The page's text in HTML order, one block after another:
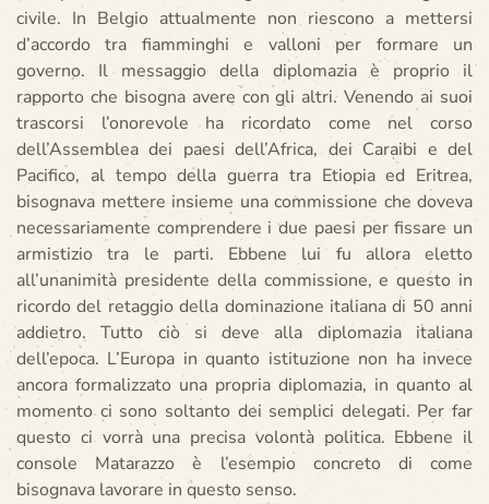
civile. In Belgio attualmente non riescono a mettersi
d’accordo tra fiamminghi e valloni per formare un
governo. Il messaggio della diplomazia è proprio il
rapporto che bisogna avere con gli altri. Venendo ai suoi
trascorsi l’onorevole ha ricordato come nel corso
dell’Assemblea dei paesi dell’Africa, dei Caraibi e del
Pacifico, al tempo della guerra tra Etiopia ed Eritrea,
bisognava mettere insieme una commissione che doveva
necessariamente comprendere i due paesi per fissare un
armistizio tra le parti. Ebbene lui fu allora eletto
all’unanimità presidente della commissione, e questo in
ricordo del retaggio della dominazione italiana di 50 anni
addietro. Tutto ciò si deve alla diplomazia italiana
dell’epoca. L’Europa in quanto istituzione non ha invece
ancora formalizzato una propria diplomazia, in quanto al
momento ci sono soltanto dei semplici delegati. Per far
questo ci vorrà una precisa volontà politica. Ebbene il
console Matarazzo è l’esempio concreto di come
bisognava lavorare in questo senso.